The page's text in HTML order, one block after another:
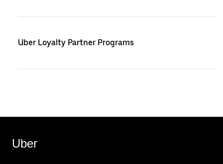
Uber Loyalty Partner Programs
Uber